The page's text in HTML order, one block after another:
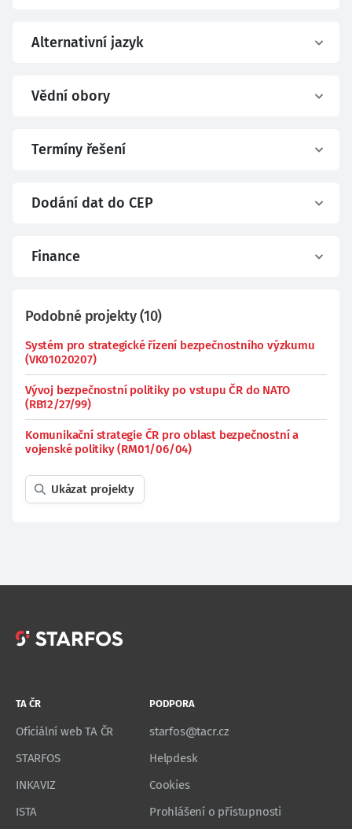
Alternativní jazyk
Vědní obory
Termíny řešení
Dodání dat do CEP
Finance
Podobné projekty(10)
Systém pro strategické řízení bezpečnostního výzkumu
(VK01020207)
Vývoj bezpečnostní politiky po vstupu ČR do NATO
(RB12/27/99)
Komunikační strategie ČR pro oblast bezpečnostní a
vojenské politiky (RM01/06/04)
Ukázat projekty
TA ČR
Oficiální web TA ČR
STARFOS
INKAVIZ
ISTA
PODPORA
starfos@tacr.cz
Helpdesk
Cookies
Prohlášení o přístupnosti